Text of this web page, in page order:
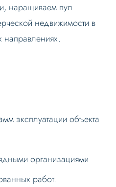
наращиваем пул
недвижимости в
направлениях.
эксплуатации объекта
организациями
работ.